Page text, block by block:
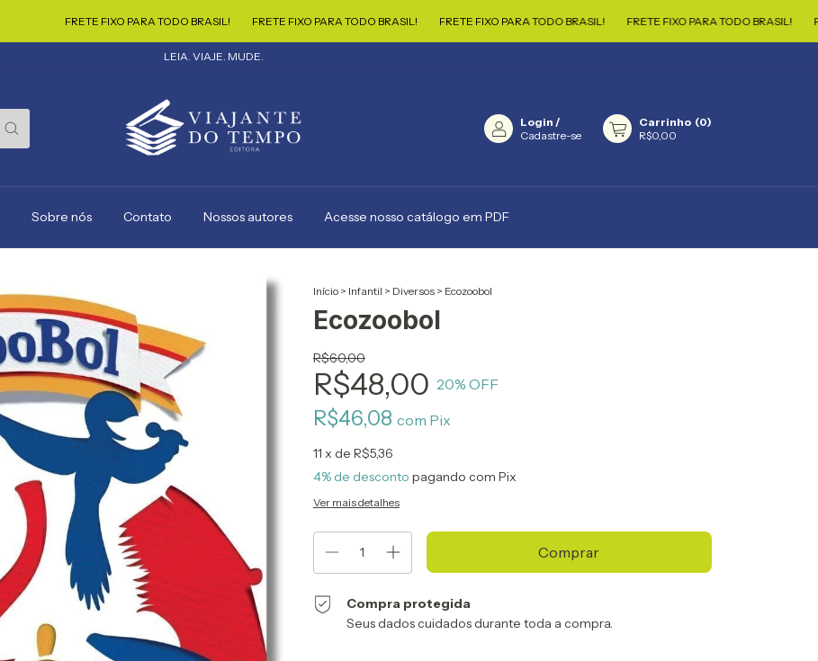
FRETE FIXO PARA TODO BRASIL! FRETE FIXO PARA TODO BRASIL! FRETE FIXO PARA TODO BRASIL! FRETE FIXO PARA TODO BRASIL! FRETE
LEIA. VIAJE. MUDE.
Login /
Cadastre-se
Carrinho (0)
R$0,00
Sobre nós Contato Nossos autores Acesse nosso catálogo em PDF
Início > Infantil > Diversos > Ecozoobol
Ecozoobol
R$60,00
R$48,00 20% OFF
R$46,08 com Pix
11 x de R$5,36
4% de desconto pagando com Pix
Ver mais detalhes
Compra protegida
Seus dados cuidados durante toda a compra.